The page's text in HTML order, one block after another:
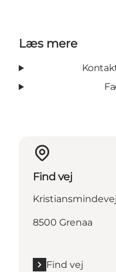
Læs mere
Find vej
8500 Grenaa
Find vej